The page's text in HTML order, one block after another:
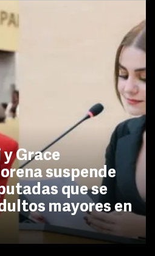
Grace
suspende
que se
mayores en